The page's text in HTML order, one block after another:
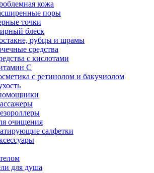
кожа
поры
точки
блеск
рубцы и шрамы
средства
с кислотами
С
с ретинолом и бакучиолом
очищения
салфетки
для душа